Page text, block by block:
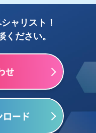
ャリスト！
ください。
わせ
ード